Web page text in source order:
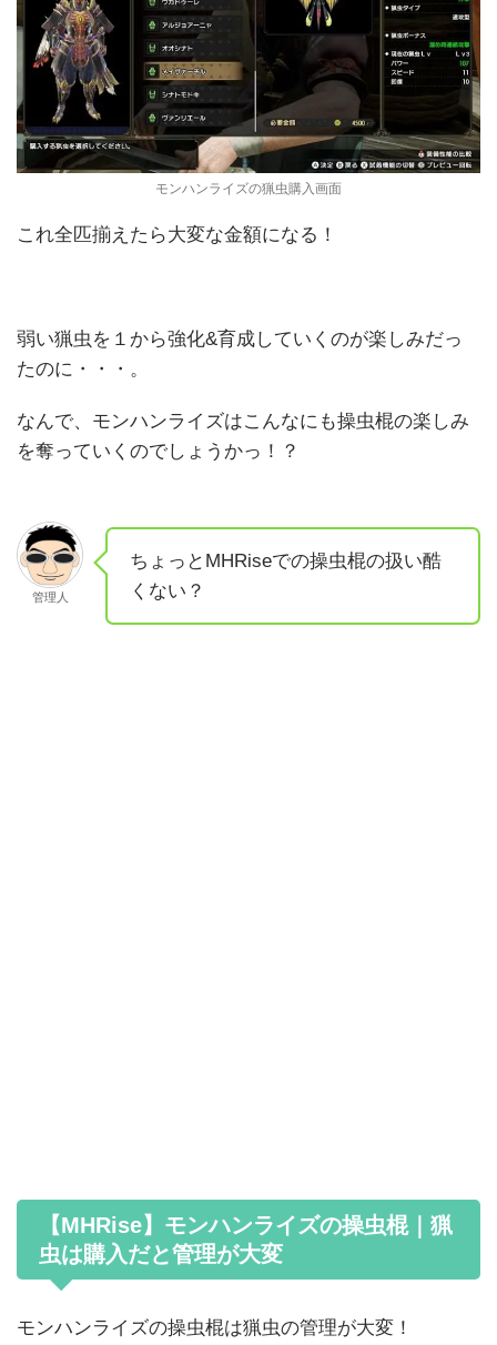
モンハンライズの猟虫購入画面
これ全匹揃えたら大変な金額になる！
弱い猟虫を１から強化&育成していくのが楽しみだっ
たのに・・・。
なんで、モンハンライズはこんなにも操虫棍の楽しみ
を奪っていくのでしょうかっ！？
管理人
ちょっとMHRiseでの操虫棍の扱い酷
くない？
【MHRise】モンハンライズの操虫棍｜猟
虫は購入だと管理が大変
モンハンライズの操虫棍は猟虫の管理が大変！